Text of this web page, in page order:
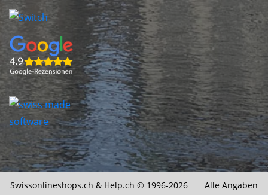
Swissonlineshops.ch & Help.ch © 1996-2026 Alle Angaben